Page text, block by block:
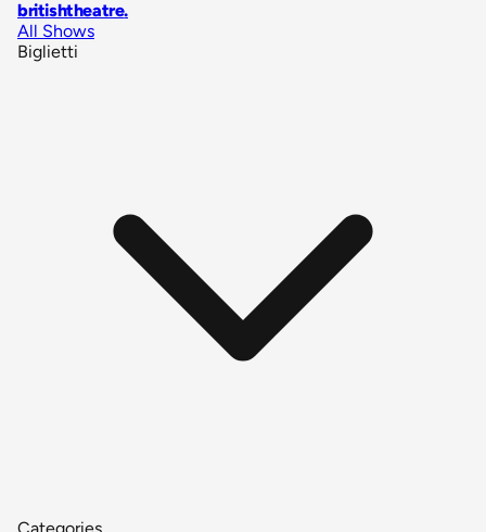
britishtheatre.
All Shows
Biglietti